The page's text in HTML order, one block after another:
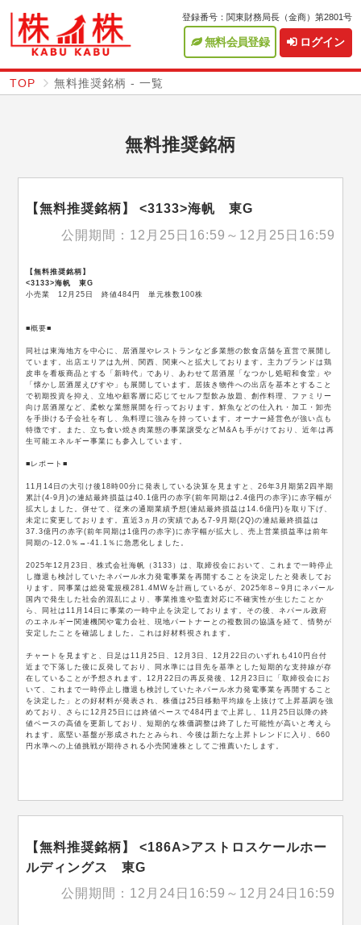
登録番号：関東財務局長（金商）第2801号
無料会員登録
TOP 無料推奨銘柄 - 一覧
無料推奨銘柄
【無料推奨銘柄】 <3133>海帆 東G
公開期間：12月25日16:59～12月25日16:59
【無料推奨銘柄】
<3133>海帆 東G
小売業 12月25日 終値484円 単元株数100株
■概要■
同社は東海地方を中心に、居酒屋やレストランなど多業態の飲食店舗を直営で展開し
ています。出店エリアは九州、関西、関東へと拡大しております。主力ブランドは鶏
皮串を看板商品とする「新時代」であり、あわせて居酒屋「なつかし処昭和食堂」や
「懐かし居酒屋えびすや」も展開しています。居抜き物件への出店を基本とすること
で初期投資を抑え、立地や顧客層に応じてセルフ型飲み放題、創作料理、ファミリー
向け居酒屋など、柔軟な業態展開を行っております。鮮魚などの仕入れ・加工・卸売
を手掛ける子会社を有し、魚料理に強みを持っています。オーナー経営色が強い点も
特徴です。また、立ち食い焼き肉業態の事業譲受などM&Aも手がけており、近年は再
生可能エネルギー事業にも参入しています。
■レポート■
11月14日の大引け後18時00分に発表している決算を見ますと、26年3月期第2四半期
累計(4-9月)の連結最終損益は40.1億円の赤字(前年同期は2.4億円の赤字)に赤字幅が
拡大しました。併せて、従来の通期業績予想(連結最終損益は14.6億円)を取り下げ、
未定に変更しております。直近3ヵ月の実績である7-9月期(2Q)の連結最終損益は
37.3億円の赤字(前年同期は1億円の赤字)に赤字幅が拡大し、売上営業損益率は前年
同期の-12.0％→-41.1％に急悪化しました。
2025年12月23日、株式会社海帆（3133）は、取締役会において、これまで一時停止
し撤退も検討していたネパール水力発電事業を再開することを決定したと発表してお
ります。同事業は総発電規模281.4MWを計画しているが、2025年8～9月にネパール
国内で発生した社会的混乱により、事業推進や監査対応に不確実性が生じたことか
ら、同社は11月14日に事業の一時中止を決定しております。その後、ネパール政府
のエネルギー関連機関や電力会社、現地パートナーとの複数回の協議を経て、情勢が
安定したことを確認しました。これは好材料視されます。
チャートを見ますと、日足は11月25日、12月3日、12月22日のいずれも410円台付
近まで下落した後に反発しており、同水準には目先を基準とした短期的な支持線が存
在していることが予想されます。12月22日の再反発後、12月23日に「取締役会にお
いて、これまで一時停止し撤退も検討していたネパール水力発電事業を再開すること
を決定した」との好材料が発表され、株価は25日移動平均線を上抜けて上昇基調を強
めており、さらに12月25日には終値ベースで484円まで上昇し、11月25日以降の終
値ベースの高値を更新しており、短期的な株価調整は終了した可能性が高いと考えら
れます。底堅い基盤が形成されたとみられ、今後は新たな上昇トレンドに入り、660
円水準への上値挑戦が期待される小売関連株としてご推薦いたします。
【無料推奨銘柄】 <186A>アストロスケールホー
ルディングス 東G
公開期間：12月24日16:59～12月24日16:59